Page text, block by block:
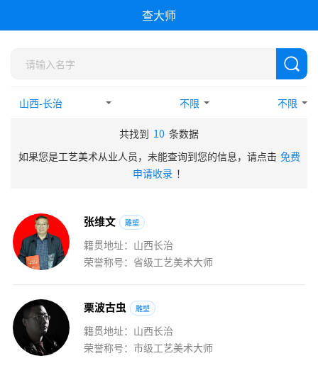
查大师
不限 不限
共找到 10 条数据
如果您是工艺美术从业人员，未能查询到您的信息，请点击 免费
申请收录 ！
张维文 雕塑
籍贯地址：山西长治
荣誉称号：省级工艺美术大师
栗波古虫 雕塑
籍贯地址：山西长治
荣誉称号：市级工艺美术大师